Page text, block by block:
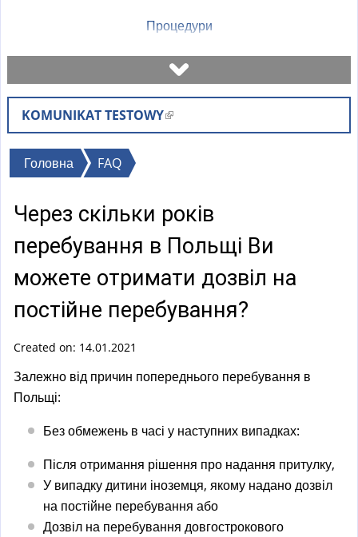
Процедури
Записатися на візит
Перевірити стан справи
Оплати
Найчастіші питання (FAQ)
Пояснення
KOMUNIKAT TESTOWY(
l
i
s
x
t
e
a
Ви
тут
Головна FAQ
Через скільки років
перебування в Польщі Ви
можете отримати дозвіл на
постійне перебування?
Created on: 14.01.2021
Залежно від причин попереднього перебування в
Польщі:
Без обмежень в часі у наступних випадках:
Після отримання рішення про надання притулку,
У випадку дитини іноземця, якому надано дозвіл
на постійне перебування або
Дозвіл на перебування довгострокового